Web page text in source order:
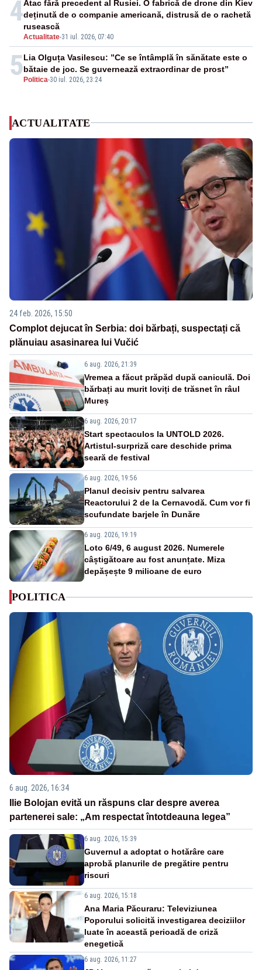
4
Actualitate-31 iul. 2026, 07:40
Atac fără precedent al Rusiei. O fabrică de drone din Kiev
deținută de o companie americană, distrusă de o rachetă
rusească
5 Politica-30 iul. 2026, 23:24
Lia Olguța Vasilescu: ”Ce se întâmplă în sănătate este o
bătaie de joc. Se guvernează extraordinar de prost”
ACTUALITATE
24 feb. 2026, 15:50
Complot dejucat în Serbia: doi bărbați, suspectați că
plănuiau asasinarea lui Vučić
6 aug. 2026, 21:39
Vremea a făcut prăpăd după caniculă. Doi
bărbați au murit loviți de trăsnet în râul
Mureș
6 aug. 2026, 20:17
Start spectaculos la UNTOLD 2026.
Artistul-surpriză care deschide prima
seară de festival
6 aug. 2026, 19:56
Planul decisiv pentru salvarea
Reactorului 2 de la Cernavodă. Cum vor fi
scufundate barjele în Dunăre
6 aug. 2026, 19:19
Loto 6/49, 6 august 2026. Numerele
câștigătoare au fost anunțate. Miza
depășește 9 milioane de euro
POLITICA
6 aug. 2026, 16:34
Ilie Bolojan evită un răspuns clar despre averea
partenerei sale: „Am respectat întotdeauna legea”
6 aug. 2026, 15:39
Guvernul a adoptat o hotărâre care
aprobă planurile de pregătire pentru
riscuri
6 aug. 2026, 15:18
Ana Maria Păcuraru: Televiziunea
Poporului solicită investigarea deciziilor
luate în această perioadă de criză
enegetică
6 aug. 2026, 11:27